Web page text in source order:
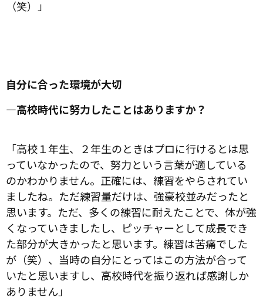
（笑）」
自分に合った環境が大切
―高校時代に努力したことはありますか？
「高校１年生、２年生のときはプロに行けるとは思
っていなかったので、努力という言葉が適している
のかわかりません。正確には、練習をやらされてい
ましたね。ただ練習量だけは、強豪校並みだったと
思います。ただ、多くの練習に耐えたことで、体が強
くなっていきましたし、ピッチャーとして成長でき
た部分が大きかったと思います。練習は苦痛でした
が（笑）、当時の自分にとってはこの方法が合って
いたと思いますし、高校時代を振り返れば感謝しか
ありません」